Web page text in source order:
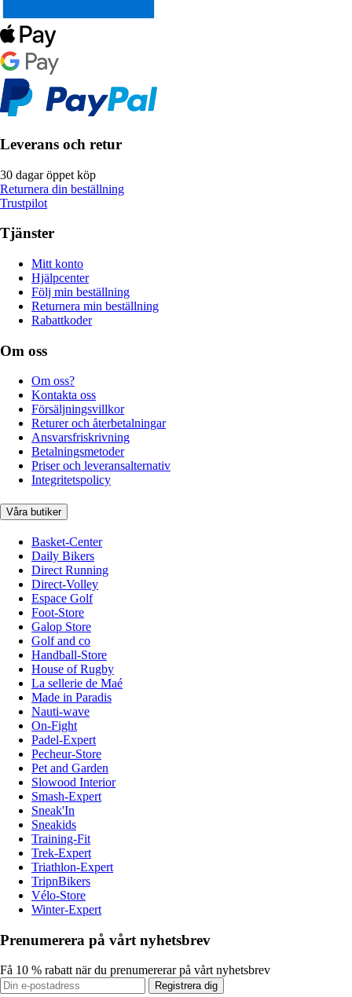
Leverans och retur
30 dagar öppet köp
Returnera din beställning
Trustpilot
Tjänster
Mitt konto
Hjälpcenter
Följ min beställning
Returnera min beställning
Rabattkoder
Om oss
Om oss?
Kontakta oss
Försäljningsvillkor
Returer och återbetalningar
Ansvarsfriskrivning
Betalningsmetoder
Priser och leveransalternativ
Integritetspolicy
Våra butiker
Basket-Center
Daily Bikers
Direct Running
Direct-Volley
Espace Golf
Foot-Store
Galop Store
Golf and co
Handball-Store
House of Rugby
La sellerie de Maé
Made in Paradis
Nauti-wave
On-Fight
Padel-Expert
Pecheur-Store
Pet and Garden
Slowood Interior
Smash-Expert
Sneak'In
Sneakids
Training-Fit
Trek-Expert
Triathlon-Expert
TripnBikers
Vélo-Store
Winter-Expert
Prenumerera på vårt nyhetsbrev
Få 10 % rabatt när du prenumererar på vårt nyhetsbrev
Registrera dig